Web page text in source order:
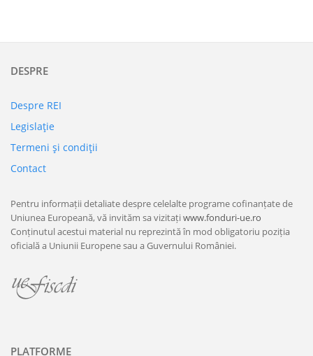
DESPRE
Despre REI
Legislaţie
Termeni şi condiţii
Contact
Pentru informații detaliate despre celelalte programe cofinanțate de
Uniunea Europeană, vă invităm sa vizitațiwww.fonduri-ue.ro
Conținutul acestui material nu reprezintă în mod obligatoriu poziția
oficială a Uniunii Europene sau a Guvernului României.
PLATFORME